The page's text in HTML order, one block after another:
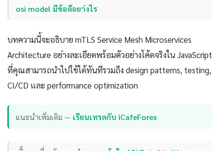
osi model มีข้อดีอยา่งไร
บทความนี้จะอธิบาย mTLS Service Mesh Microservices
Architecture อย่างละเอียดพร้อมตัวอย่างโค้ดจริงใน JavaScript
ที่คุณสามารถนำไปใช้ได้ทันทีรวมถึง design patterns, testing,
CI/CD และ performance optimization
แนะนำเพิ่มเติม — เรียนเทรดกับ iCafeForex